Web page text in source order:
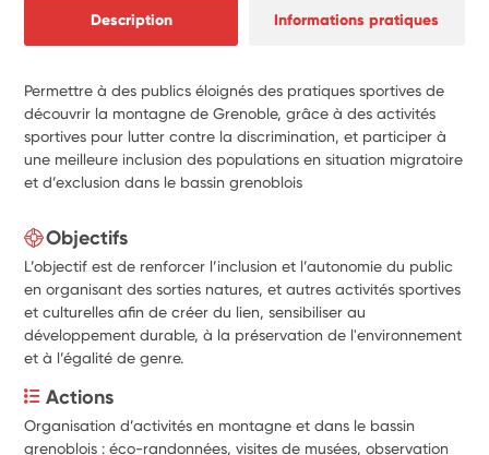
Description Informations pratiques
Permettre à des publics éloignés des pratiques sportives de
découvrir la montagne de Grenoble, grâce à des activités
sportives pour lutter contre la discrimination, et participer à
une meilleure inclusion des populations en situation migratoire
et d’exclusion dans le bassin grenoblois
Objectifs
L’objectif est de renforcer l’inclusion et l’autonomie du public
en organisant des sorties natures, et autres activités sportives
et culturelles afin de créer du lien, sensibiliser au
développement durable, à la préservation de l'environnement
et à l’égalité de genre.
Actions
Organisation d’activités en montagne et dans le bassin
grenoblois : éco-randonnées, visites de musées, observation